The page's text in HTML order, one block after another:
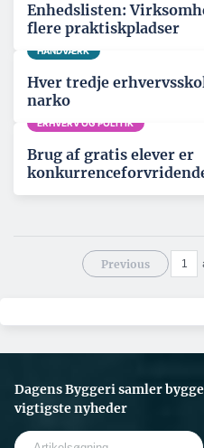
Enhedslisten:
flere praktiskpladser
HÅNDVÆRK
Hver tredje
narko
ERHVERV OG POLITIK
Brug af gratis elever er
Previous
Dagens Byggeri samler
vigtigste nyheder